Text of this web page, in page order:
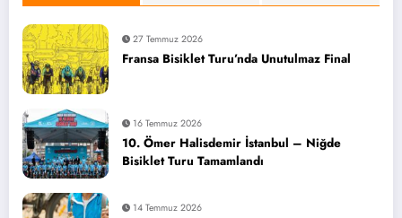
27 Temmuz 2026
Fransa Bisiklet Turu’nda Unutulmaz Final
16 Temmuz 2026
10. Ömer Halisdemir İstanbul – Niğde
Bisiklet Turu Tamamlandı
14 Temmuz 2026